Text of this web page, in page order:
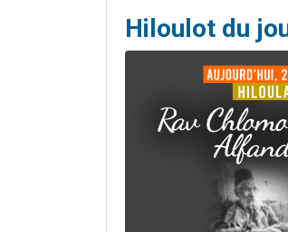
Hiloulot du